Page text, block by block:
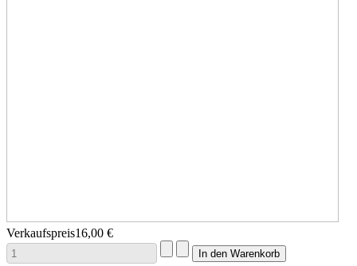
Verkaufspreis16,00 €